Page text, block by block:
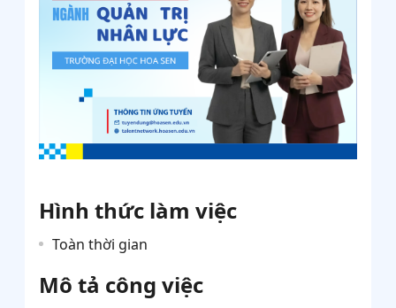
Hình thức làm việc
Toàn thời gian
Mô tả công việc